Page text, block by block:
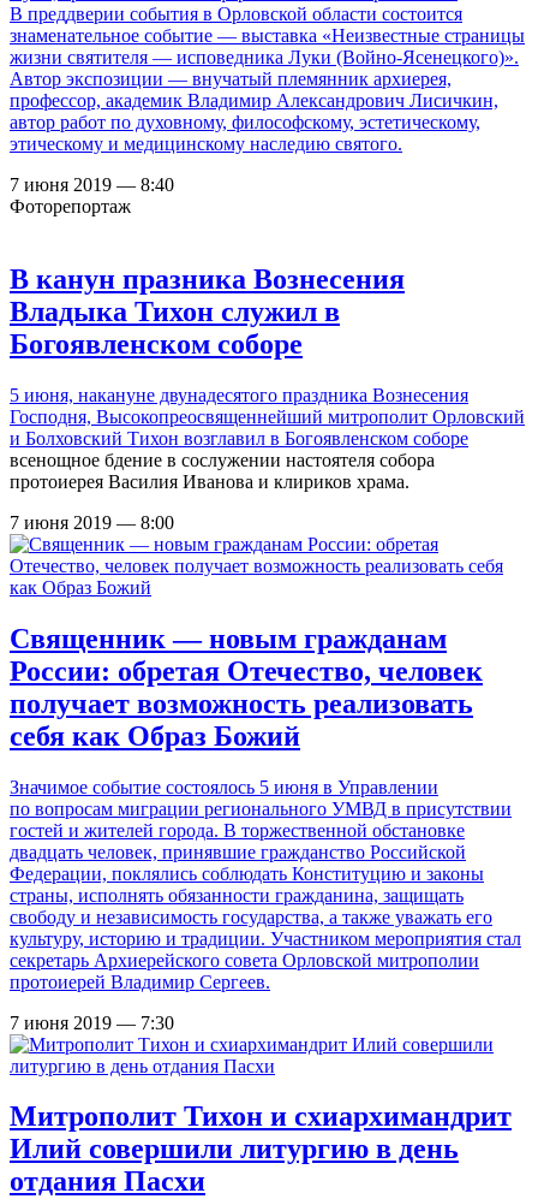
В преддверии события в Орловской области состоится
знаменательное событие — выставка «Неизвестные страницы
жизни святителя — исповедника Луки (Войно-Ясенецкого)».
Автор экспозиции — внучатый племянник архиерея,
профессор, академик Владимир Александрович Лисичкин,
автор работ по духовному, философскому, эстетическому,
этическому и медицинскому наследию святого.
7 июня 2019 — 8:40
Фоторепортаж
В канун празника Вознесения
Владыка Тихон служил в
Богоявленском соборе
5 июня, накануне двунадесятого праздника Вознесения
Господня, Высокопреосвященнейший митрополит Орловский
и Болховский Тихон возглавил в Богоявленском соборе
всенощное бдение в сослужении настоятеля собора
протоиерея Василия Иванова и клириков храма.
7 июня 2019 — 8:00
Священник — новым гражданам
России: обретая Отечество, человек
получает возможность реализовать
себя как Образ Божий
Значимое событие состоялось 5 июня в Управлении
по вопросам миграции регионального УМВД в присутствии
гостей и жителей города. В торжественной обстановке
двадцать человек, принявшие гражданство Российской
Федерации, поклялись соблюдать Конституцию и законы
страны, исполнять обязанности гражданина, защищать
свободу и независимость государства, а также уважать его
культуру, историю и традиции. Участником мероприятия стал
секретарь Архиерейского совета Орловской митрополии
протоиерей Владимир Сергеев.
7 июня 2019 — 7:30
Митрополит Тихон и схиархимандрит
Илий совершили литургию в день
отдания Пасхи